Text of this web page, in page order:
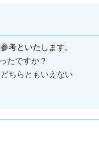
考といたします。
たですか？
どちらともいえない